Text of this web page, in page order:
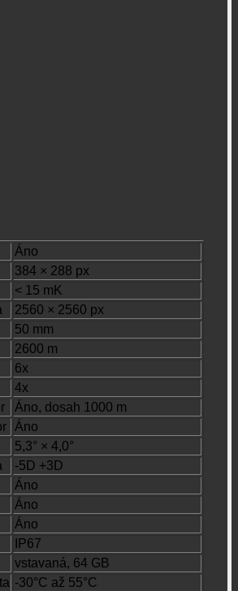
Áno
384 × 288 px
< 15 mK
2560 × 2560 px
50 mm
2600 m
6x
4x
Áno, dosah 1000 m
Áno
5,3° × 4,0°
-5D +3D
Áno
Áno
Áno
IP67
vstavaná, 64 GB
-30°C až 55°C